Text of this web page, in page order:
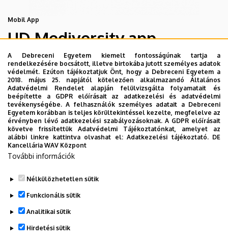
Mobil App
UD Mediversity app
Az UD Mediversity mobilalkalmazás a Debreceni Egyetem
előremutató fejlesztése, melynek célja, hogy a betegek
és a hozzátartozók egyszerűen, gyorsan
eligazodhassanak a Klinikai Központ szolgáltatásai
között, mert az Ön egészsége a mi prioritásunk. A
Debreceni Egyetem egészségügyi ellátáskereső
alkalmazása lehetővé teszi felhasználói számára az
egyetem egészségügyi információihoz való naprakész
TOVÁBBI INFORMÁCIÓK
A Debreceni Egyetem kiemelt fontosságúnak tartja a
rendelkezésére bocsátott, illetve birtokába jutott személyes adatok
védelmét. Ezúton tájékoztatjuk Önt, hogy a Debreceni Egyetem a
2018. május 25. napjától kötelezően alkalmazandó Általános
Adatvédelmi Rendelet alapján felülvizsgálta folyamatait és
beépítette a GDPR előírásait az adatkezelési és adatvédelmi
tevékenységébe. A felhasználók személyes adatait a Debreceni
Egyetem korábban is teljes körültekintéssel kezelte, megfelelve az
érvényben lévő adatkezelési szabályozásoknak. A GDPR előírásait
követve frissítettük Adatvédelmi Tájékoztatónkat, amelyet az
alábbi linkre kattintva olvashat el:Adatkezelési tájékoztató. DE
Kancellária WAV Központ
További információk
Nélkülözhetetlen sütik
Funkcionális sütik
Analitikai sütik
Hirdetési sütik